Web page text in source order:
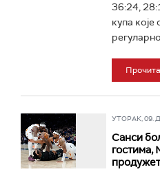
36:24,
купа које
УТОРАК, 09.
Санси
гостима,